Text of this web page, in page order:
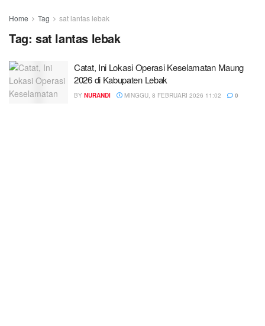
Home Tag sat lantas lebak
Tag: sat lantas lebak
Catat, Ini Lokasi Operasi Keselamatan Maung
2026 di Kabupaten Lebak
BY NURANDI MINGGU, 8 FEBRUARI 2026 11:02 0